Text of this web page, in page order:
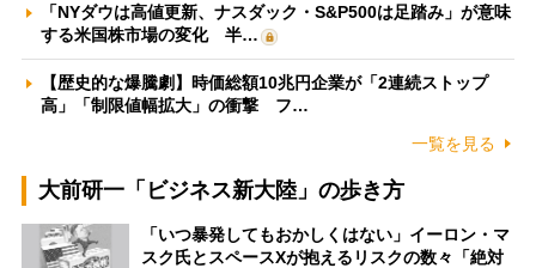
「NYダウは高値更新、ナスダック・S&P500は足踏み」が意味
する米国株市場の変化 半…
【歴史的な爆騰劇】時価総額10兆円企業が「2連続ストップ
高」「制限値幅拡大」の衝撃 フ…
一覧を見る
大前研一「ビジネス新大陸」の歩き方
「いつ暴発してもおかしくはない」イーロン・マ
スク氏とスペースXが抱えるリスクの数々「絶対